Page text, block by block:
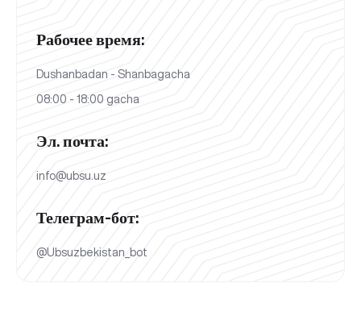
Рабочее время:
Dushanbadan - Shanbagacha
08:00 - 18:00 gacha
Эл. почта:
info@ubsu.uz
Телеграм-бот:
@Ubsuzbekistan_bot